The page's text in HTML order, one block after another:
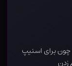
چون برای اسنیپ
زدن